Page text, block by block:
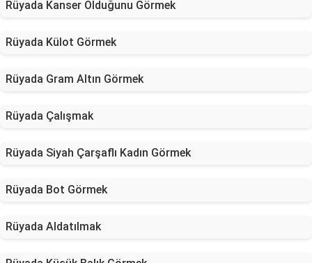
Rüyada Kanser Olduğunu Görmek
Rüyada Külot Görmek
Rüyada Gram Altın Görmek
Rüyada Çalışmak
Rüyada Siyah Çarşaflı Kadın Görmek
Rüyada Bot Görmek
Rüyada Aldatılmak